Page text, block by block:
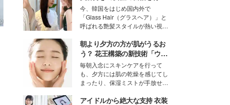
「ヘアケア事情」って？
今、韓国をはじめ国内外で
「Glass Hair（グラスヘア）」と
呼ばれる艶髪スタイルが熱い視線
ションの完成度を高めるベースと
して、“髪そのものの美しさ”に改
めて注目する人が増えている様
子。今回は、そんな憧れの艶やか
な髪を日常で叶える、美容好きの
女性たちのヘアケア事情を紹介し
ます。
朝より夕方の方が肌がうるお
う？ 花王構築の新技術「ウォ
ーターキャプチャリングスキ
ン（捕水肌）」がスキンケア
の常識を変える予感
毎朝入念にスキンケアを行って
も、夕方には肌の乾燥を感じてし
まったり、保湿ミストが手放せな
な美容の常識を大きく変える可能
アイドルから絶大な支持 衣装